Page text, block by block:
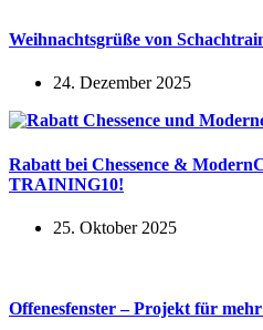
Weihnachtsgrüße von
24. Dezember 2025
Rabatt bei Chessence &
TRAINING10!
25. Oktober 2025
Offenesfenster – Projekt für